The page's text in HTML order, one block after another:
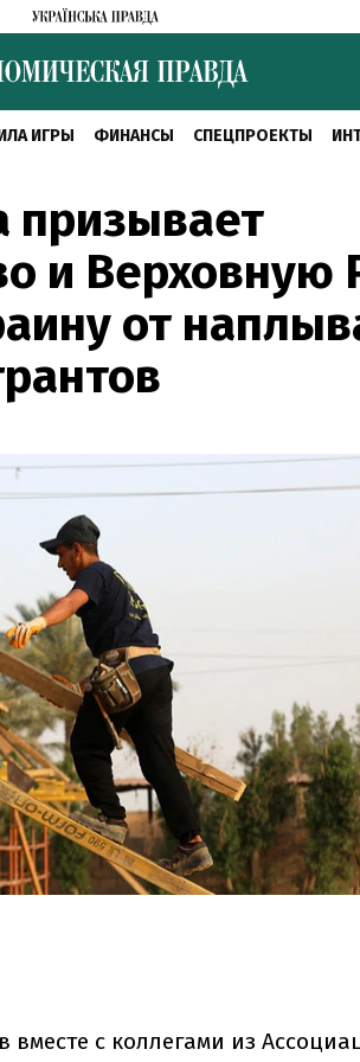
ИГРЫ ФИНАНСЫ СПЕЦПРОЕКТЫ
призывает
и Верховную
от
вместе с коллегами из